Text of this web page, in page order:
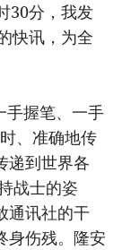
30分，我发
快讯，为全
手握笔、一手
、准确地传
递到世界各
战士的姿
通讯社的干
身伤残。隆安